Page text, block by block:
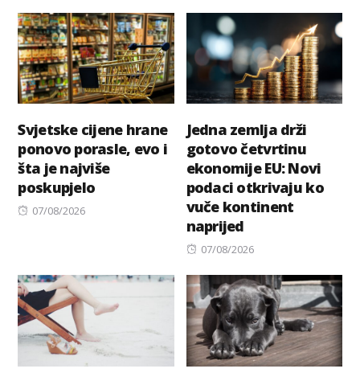
Svjetske cijene hrane
ponovo porasle, evo i
šta je najviše
poskupjelo
Posted
07/08/2026
Jedna zemlja drži
gotovo četvrtinu
ekonomije EU: Novi
podaci otkrivaju ko
vuče kontinent
naprijed
Posted
07/08/2026